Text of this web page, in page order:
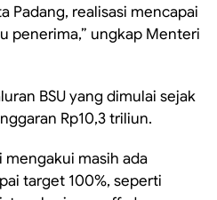
Padang, realisasi mencapai
penerima,” ungkap Menteri
BSU yang dimulai sejak
Rp10,3 triliun.
mengakui masih ada
target 100%, seperti